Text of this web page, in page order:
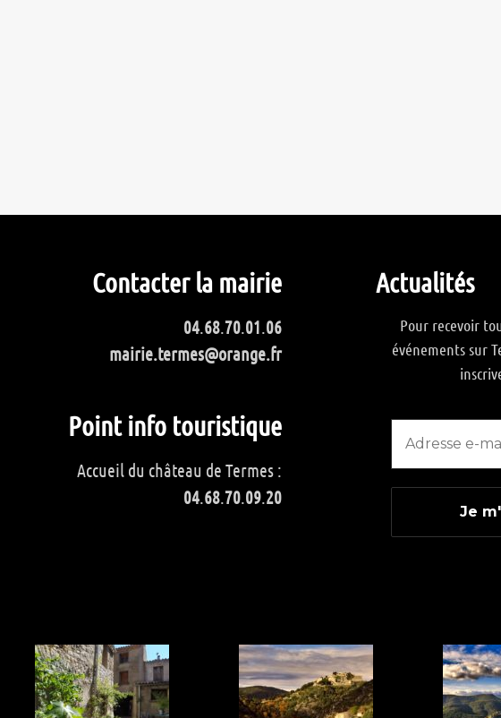
Contacter la mairie
04.68.70.01.06
mairie.termes@orange.fr
Point info touristique
Accueil du château de Termes :
04.68.70.09.20
Actualités
Pour recevoir
événements sur